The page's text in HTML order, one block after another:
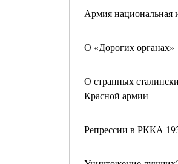
Армия национальная
О «Дорогих органах»
О странных
Красной армии
Репрессии в РККА